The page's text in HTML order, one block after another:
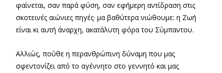
φαίνεται, σαν παρά φύση, σαν εφήμερη αντίδραση στις
σκοτεινές αιώνιες πηγές· μα βαθύτερα νιώθουμε: η Ζωή
είναι κι αυτή άναρχη, ακατάλυτη φόρα του Σύμπαντου.
Αλλιώς, πούθε η περανθρώπινη δύναμη που μας
σφεντονίζει από το αγέννητο στο γεννητό και μας